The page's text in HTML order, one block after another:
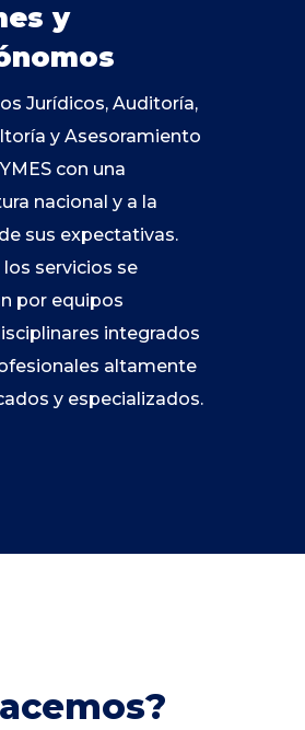
y
Jurídicos, Auditoría,
y Asesoramiento
con una
nacional y a la
sus expectativas.
servicios se
por equipos
integrados
altamente
y especializados.